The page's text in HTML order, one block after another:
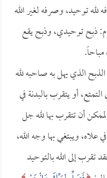
لله توحيد، وصرفه لغير الله
ذبح توحيدي، وذبح يقع
الذي يهل به صاحبه لله
أو يتقرب بالبدنة في
أن تتقرب بها لله جل
علاه، ويبتغي بها وجه الله،
تقرب إلى الله بالتوحيد